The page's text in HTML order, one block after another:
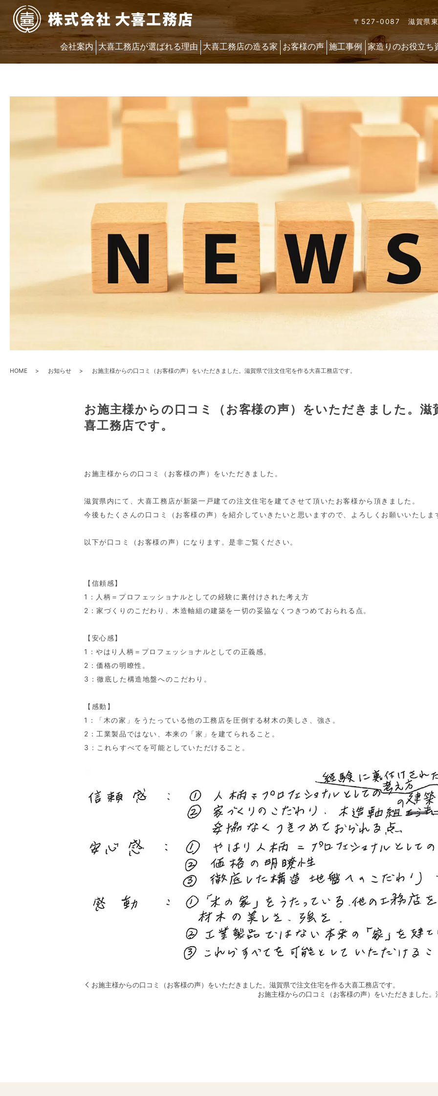
〒527-0087 滋賀県東
会社案内 大喜工務店が選ばれる理由 大喜工務店の造る家 お客様の声 施工事例 家造りのお役立ち
HOME お知らせ お施主様からの口コミ（お客様の声）をいただきました。滋賀県で注文住宅を作る大喜工務店です。
お施主様からの口コミ（お客様の声）をいただきました。滋
喜工務店です。
お施主様からの口コミ（お客様の声）をいただきました。
滋賀県内にて、大喜工務店が新築一戸建ての注文住宅を建てさせて頂いたお客様から頂きました。
今後もたくさんの口コミ（お客様の声）を紹介していきたいと思いますので、よろしくお願いいたしま
以下が口コミ（お客様の声）になります。是非ご覧ください。
【信頼感】
1：人柄＝プロフェッショナルとしての経験に裏付けされた考え方
2：家づくりのこだわり、木造軸組の建築を一切の妥協なくつきつめておられる点。
【安心感】
1：やはり人柄＝プロフェッショナルとしての正義感。
2：価格の明瞭性。
3：徹底した構造地盤へのこだわり。
【感動】
1：「木の家」をうたっている他の工務店を圧倒する材木の美しさ、強さ。
2：工業製品ではない、本来の「家」を建てられること。
3：これらすべてを可能としていただけること。
お施主様からの口コミ（お客様の声）をいただきました。滋賀県で注文住宅を作る大喜工務店です。
お施主様からの口コミ（お客様の声）をいただきました